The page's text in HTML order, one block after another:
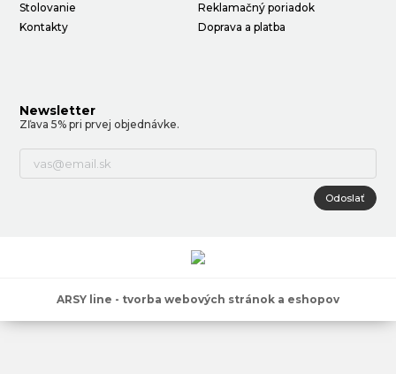
Stolovanie
Kontakty
Reklamačný poriadok
Doprava a platba
Newsletter
Zľava 5% pri prvej objednávke.
Odoslať
ARSY line - tvorba webových stránok a eshopov